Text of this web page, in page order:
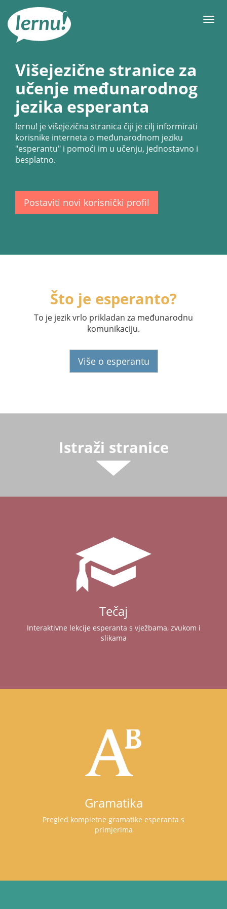
Meni
Višejezične stranice za
učenje međunarodnog
jezika esperanta
lernu! je višejezična stranica čiji je cilj informirati
korisnike interneta o međunarodnom jeziku
"esperantu" i pomoći im u učenju, jednostavno i
besplatno.
Postaviti novi korisnički profil
Što je esperanto?
To je jezik vrlo prikladan za međunarodnu
komunikaciju.
Više o esperantu
Istraži stranice
Tečaj
Interaktivne lekcije esperanta s vježbama, zvukom i
slikama
Gramatika
Pregled kompletne gramatike esperanta s
primjerima